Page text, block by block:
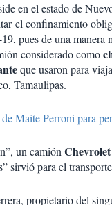
en el estado de
el confinamiento
pues de una manera
considerado como
que usaron para
Tamaulipas.
Maite Perroni para
un camión
sirvió para el
propietario del